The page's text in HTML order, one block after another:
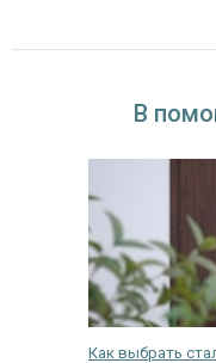
В
Как выбрать